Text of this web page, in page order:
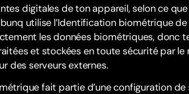
digitales de ton appareil, selon ce
utilise l’Identification biométrique
les données biométriques, donc
et stockées en toute sécurité par le
des serveurs externes.
fait partie d’une configuration de